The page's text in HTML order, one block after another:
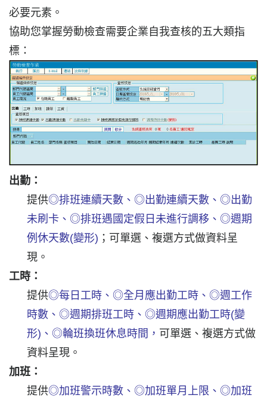
必要元素。
協助您掌握勞動檢查需要企業自我查核的五大類指
標：
出勤：
提供◎排班連續天數、◎出勤連續天數、◎出勤
未刷卡、◎排班遇國定假日未進行調移、◎週期
例休天數(變形) ；可單選、複選方式做資料呈
現。
工時：
提供◎每日工時、◎全月應出勤工時、◎週工作
時數、◎週期排班工時、◎週期應出勤工時(變
形)、◎輪班換班休息時間， 可單選、複選方式做
資料呈現。
加班：
提供◎加班警示時數、◎加班單月上限、◎加班